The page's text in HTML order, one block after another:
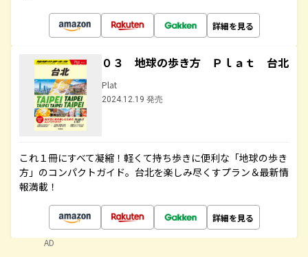
詳細を見る
０３ 地球の歩き方 Ｐｌａｔ 台北
Plat
2024.12.19 発売
これ１冊にすべて凝縮！軽くて持ち歩きに便利な「地球の歩き
方」のコンパクトガイド。台北を楽しみ尽くすプラン＆最新情
報満載！
詳細を見る
AD